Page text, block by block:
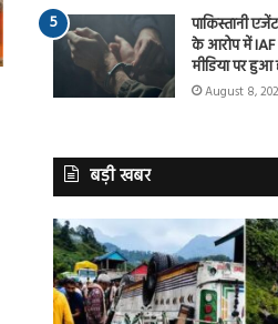
पाकिस्तानी
के आरोप में IAF
मीडिया पर हुआ
August 8,
बड़ी खबर